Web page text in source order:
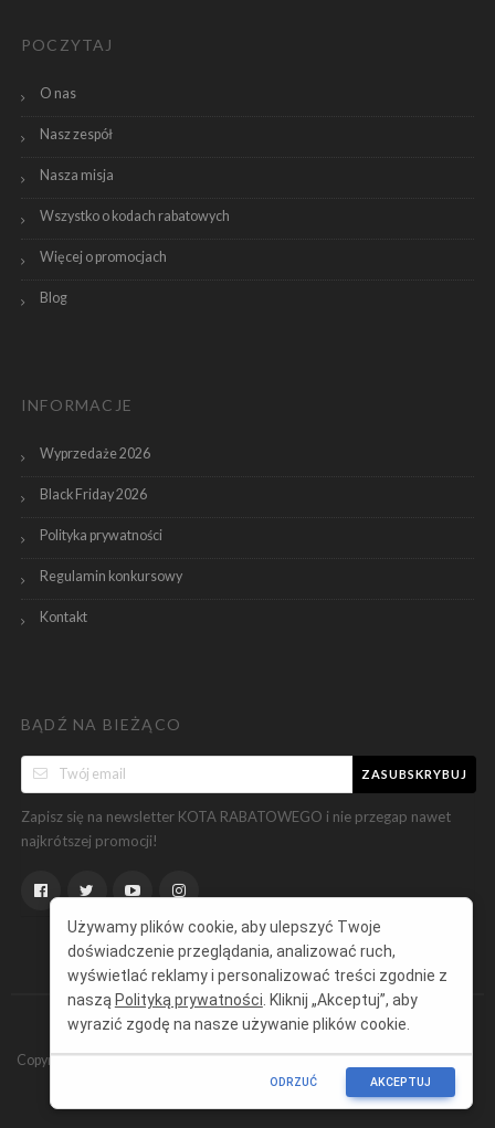
POCZYTAJ
O nas
Nasz zespół
Nasza misja
Wszystko o kodach rabatowych
Więcej o promocjach
Blog
INFORMACJE
Wyprzedaże 2026
Black Friday 2026
Polityka prywatności
Regulamin konkursowy
Kontakt
BĄDŹ NA BIEŻĄCO
ZASUBSKRYBUJ
Zapisz się na newsletter KOTA RABATOWEGO i nie przegap nawet
najkrótszej promocji!
Copyright ©KotRabatowy.plWszelkie prawa zastrzeżone.
Używamy plików cookie, aby ulepszyć Twoje
doświadczenie przeglądania, analizować ruch,
wyświetlać reklamy i personalizować treści zgodnie z
naszą Polityką prywatności . Kliknij „Akceptuj”, aby
wyrazić zgodę na nasze używanie plików cookie.
ODRZUĆ AKCEPTUJ